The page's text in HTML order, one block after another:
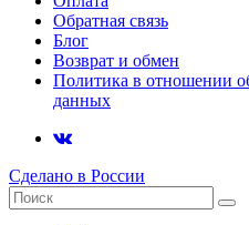
Обратная связь
Блог
Возврат и обмен
Политика в отношении
данных
Сделано в России